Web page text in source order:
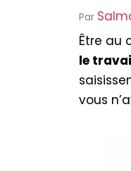
Par
Être au
le
vous